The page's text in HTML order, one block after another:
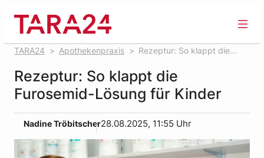
springen
TARA24 Apothekenpraxis
Rezeptur: So klappt die
Rezeptur: So klappt die
Furosemid-Lösung für Kinder
Nadine Tröbitscher28.08.2025, 11:55 Uhr